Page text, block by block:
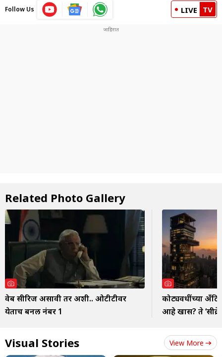
Follow Us LIVE TV
Related Photo Gallery
वेब सीरिज असावी तर अशी.. ओटीटीवर
येताच बनली नंबर 1
कोट्यवधींच्या
आहे खास? ते
Visual Stories View More